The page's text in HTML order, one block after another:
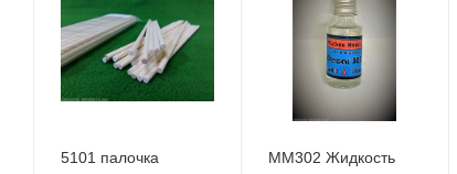
5101 палочка
ММ302 Жидкость